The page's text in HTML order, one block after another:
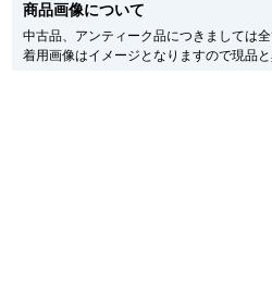
ภาษาไทย
商品画像について
中古品、アンティーク品につきましては
着用画像はイメージとなりますので現品
メーカー保護シールの有無に個体差がござ
また、メーカーにてマイナーチェンジがな
の仕様で販売させていただきますので予め
尚、中古品、アンティーク品につきまして